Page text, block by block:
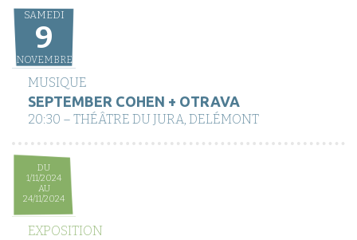
SAMEDI
9
NOVEMBRE
MUSIQUE
SEPTEMBER COHEN + OTRAVA
20:30 – THÉÂTRE DU JURA, DELÉMONT
DU
1/11/2024
AU
24/11/2024
EXPOSITION